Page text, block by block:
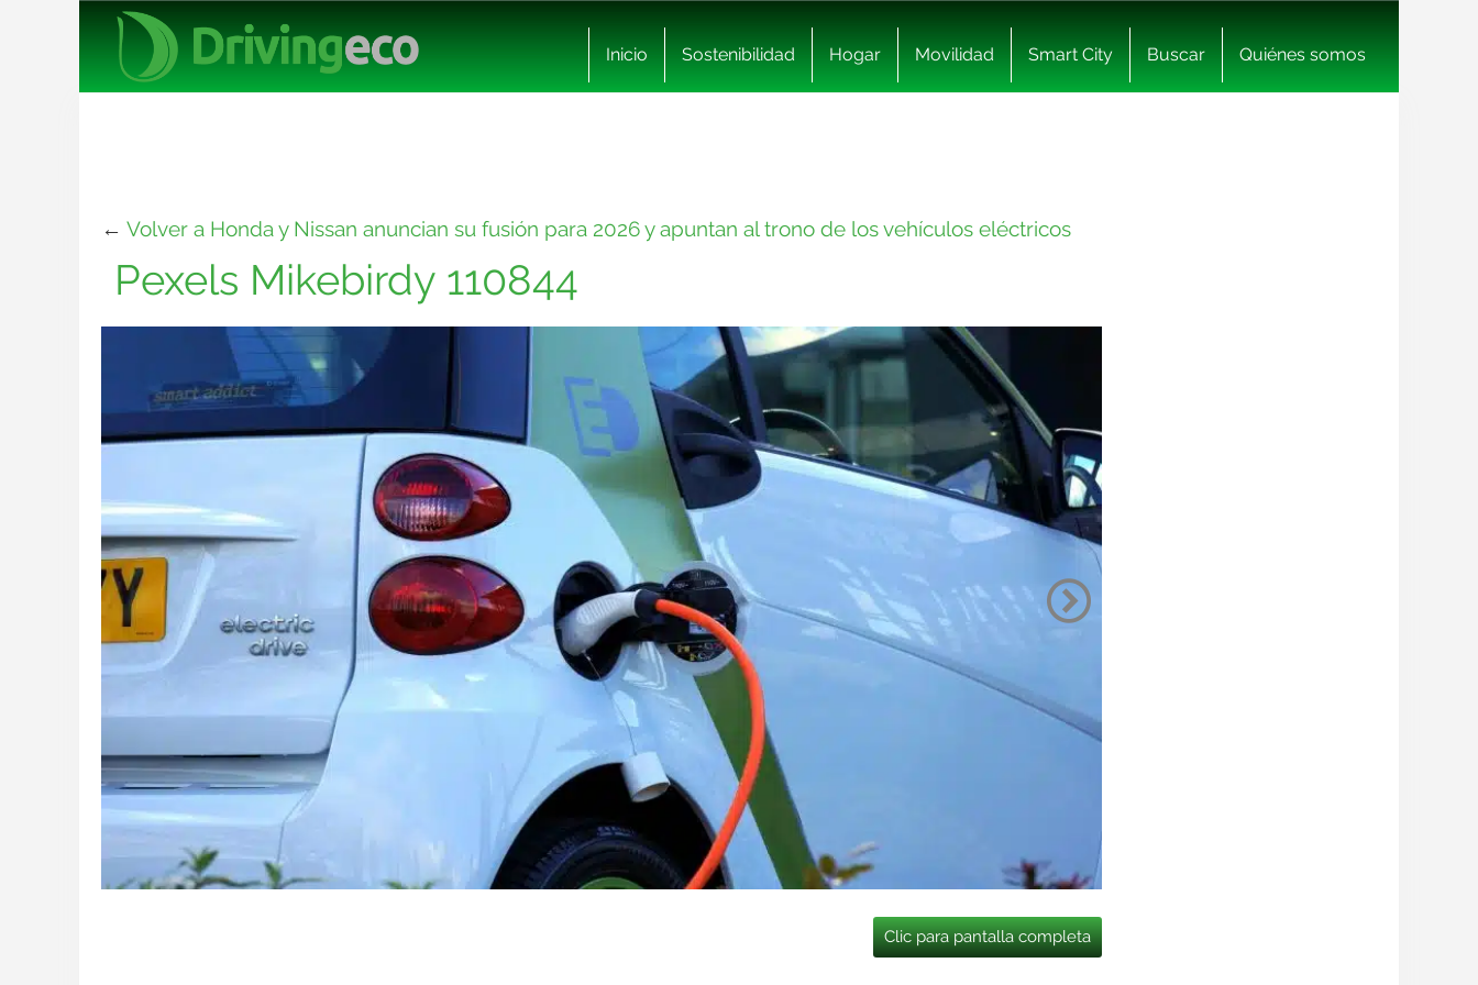
Inicio Sostenibilidad Hogar Movilidad Smart City Buscar Quiénes somos
← Volver a Honda y Nissan anuncian su fusión para 2026 y apuntan al trono de los vehículos eléctricos
Pexels Mikebirdy 110844
Clic para pantalla completa